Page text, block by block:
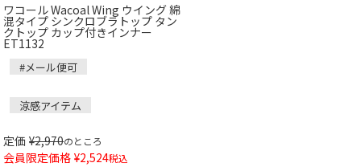
ワコール Wacoal Wing ウイング 綿
混タイプ シンクロブラトップ タン
クトップ カップ付きインナー
ET1132
#メール便可
涼感アイテム
定価 ¥2,970のところ
会員限定価格 ¥2,524税込